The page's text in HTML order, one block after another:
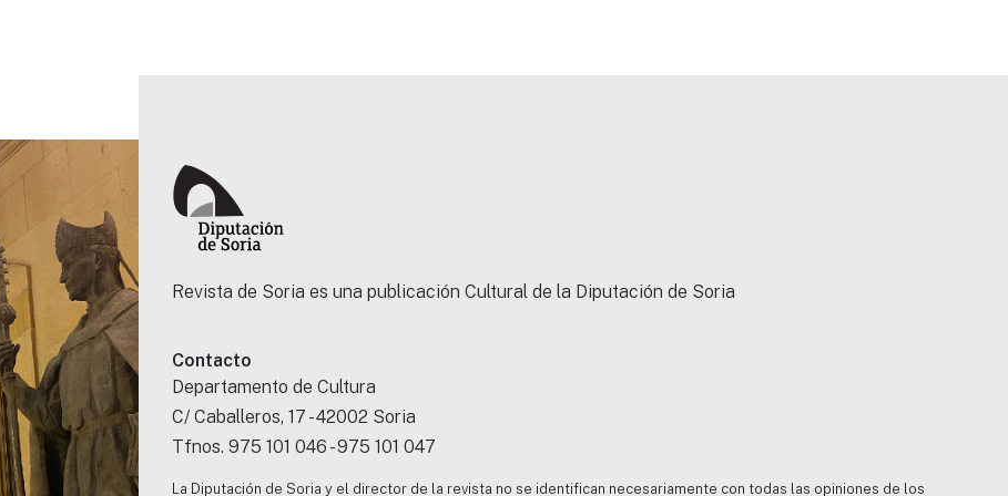
Revista de Soria es una publicación Cultural de la Diputación de Soria
Contacto
Departamento de Cultura
C/ Caballeros, 17 - 42002 Soria
Tfnos. 975 101 046 - 975 101 047
La Diputación de Soria y el director de la revista no se identifican necesariamente con todas las opiniones de los